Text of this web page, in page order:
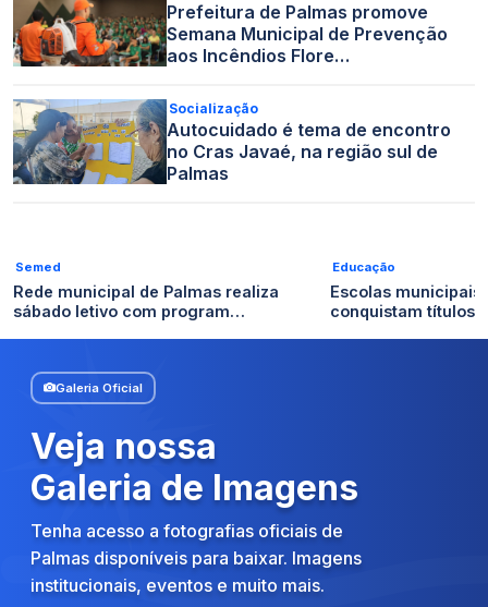
Prefeitura de Palmas promove
Semana Municipal de Prevenção
aos Incêndios Flore…
Socialização
Autocuidado é tema de encontro
no Cras Javaé, na região sul de
Palmas
Semed
Rede municipal de Palmas realiza
sábado letivo com program…
Educação
Escolas municipais
conquistam títulos
Galeria Oficial
Veja nossa
Galeria de Imagens
Tenha acesso a fotografias oficiais de
Palmas disponíveis para baixar. Imagens
institucionais, eventos e muito mais.